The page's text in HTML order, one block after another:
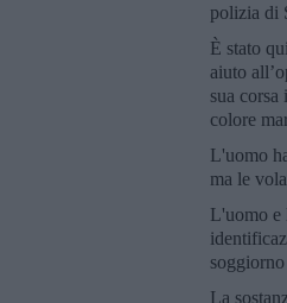
polizia di
È stato
aiuto
sua
colore
L'uomo
ma le
L'uomo e
La